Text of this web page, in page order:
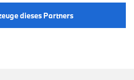
dieses Partners